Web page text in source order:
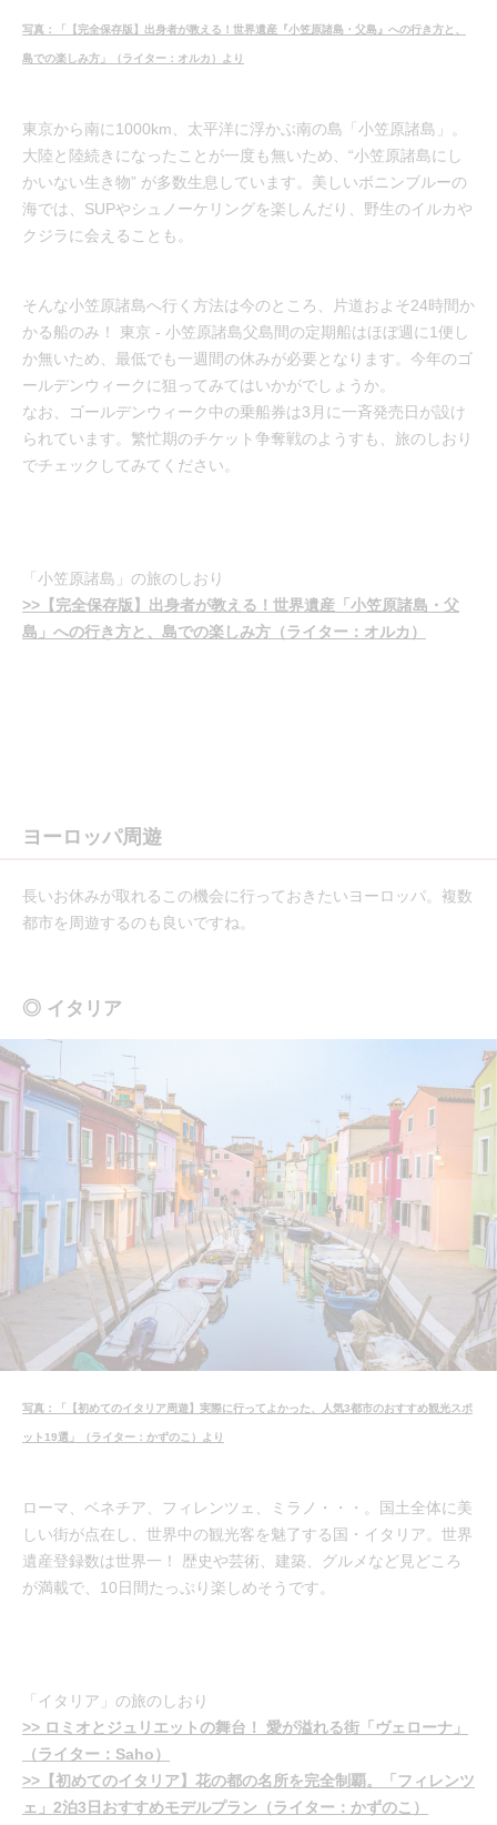
写真：「【完全保存版】出身者が教える！世界遺産『小笠原諸島・父島』への行き方と、
島での楽しみ方」（ライター：オルカ）より
東京から南に1000km、太平洋に浮かぶ南の島「小笠原諸島」。
大陸と陸続きになったことが一度も無いため、“小笠原諸島にし
かいない生き物” が多数生息しています。美しいボニンブルーの
海では、SUPやシュノーケリングを楽しんだり、野生のイルカや
クジラに会えることも。
そんな小笠原諸島へ行く方法は今のところ、片道およそ24時間か
かる船のみ！ 東京 - 小笠原諸島父島間の定期船はほぼ週に1便し
か無いため、最低でも一週間の休みが必要となります。今年のゴ
ールデンウィークに狙ってみてはいかがでしょうか。
なお、ゴールデンウィーク中の乗船券は3月に一斉発売日が設け
られています。繁忙期のチケット争奪戦のようすも、旅のしおり
でチェックしてみてください。
「小笠原諸島」の旅のしおり
>>【完全保存版】出身者が教える！世界遺産「小笠原諸島・父
島」への行き方と、島での楽しみ方（ライター：オルカ）
ヨーロッパ周遊
長いお休みが取れるこの機会に行っておきたいヨーロッパ。複数
都市を周遊するのも良いですね。
◎ イタリア
写真：「【初めてのイタリア周遊】実際に行ってよかった、人気3都市のおすすめ観光スポ
ット19選」（ライター：かずのこ）より
ローマ、ベネチア、フィレンツェ、ミラノ・・・。国土全体に美
しい街が点在し、世界中の観光客を魅了する国・イタリア。世界
遺産登録数は世界一！ 歴史や芸術、建築、グルメなど見どころ
が満載で、10日間たっぷり楽しめそうです。
「イタリア」の旅のしおり
>> ロミオとジュリエットの舞台！ 愛が溢れる街「ヴェローナ」
（ライター：Saho）
>>【初めてのイタリア】花の都の名所を完全制覇。「フィレンツ
ェ」2泊3日おすすめモデルプラン（ライター：かずのこ）